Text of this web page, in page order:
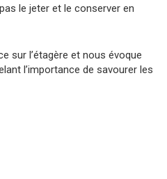
le jeter et le conserver en
sur l’étagère et nous évoque
l’importance de savourer les